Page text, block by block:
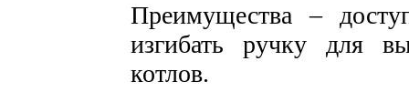
Преимущества –
изгибать ручку для
котлов.